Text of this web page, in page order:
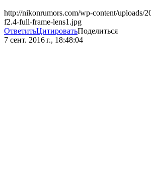
http://nikonrumors.com/wp-content/uploads/
f2.4-full-frame-lens1.jpg
ОтветитьЦитироватьПоделиться
7 сент. 2016 г., 18:48:04